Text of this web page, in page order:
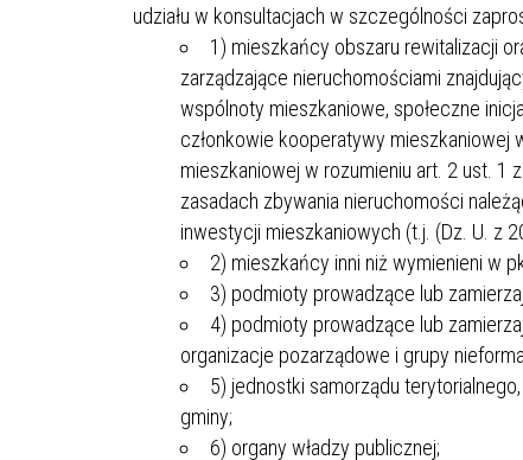
SZANSA – FORMY AKTYWNEGO
WSPARCIA OBSZARU
ZREWITALIZOWANEGO
BĘDZIŃSKA AKADEMIA MAŁEGO
SPORTOWCA
PROJEKT EKOLIDERKI
WZMOCNIENIE PROCESU
SPRAWIEDLIWEJ TRANSFORMACJI
ŚLĄSKA
NAUCZYCIELI
W
udziału w konsultacjach w szczególności
1) mieszkańcy obszaru rewitalizacji
zarządzające nieruchomościami
wspólnoty mieszkaniowe, społeczne
członkowie kooperatywy mieszkaniowej
mieszkaniowej w rozumieniu art. 2 ust. 1
zasadach zbywania nieruchomości
inwestycji mieszkaniowych (t.j. (Dz. U. z
2) mieszkańcy inni niż wymienieni w
3) podmioty prowadzące lub
4) podmioty prowadzące lub
organizacje pozarządowe i grupy
5) jednostki samorządu
gminy;
6) organy władzy publicznej;